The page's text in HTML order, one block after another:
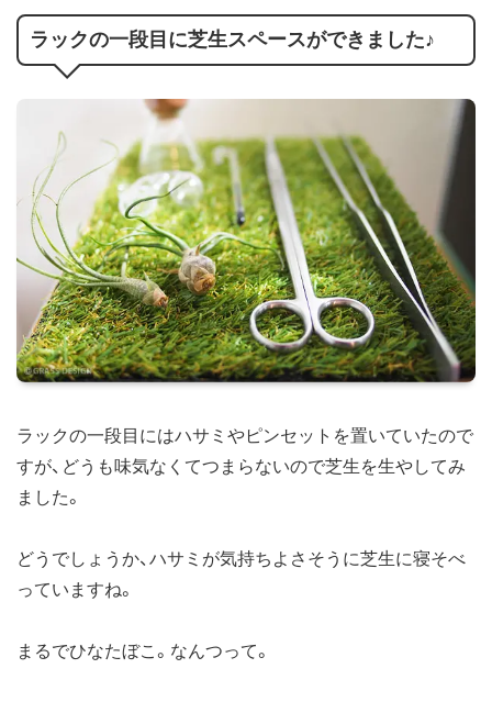
ラックの一段目に芝生スペースができました♪
ラックの一段目にはハサミやピンセットを置いていたので
すが、どうも味気なくてつまらないので芝生を生やしてみ
ました。
どうでしょうか、ハサミが気持ちよさそうに芝生に寝そべ
っていますね。
まるでひなたぼこ。なんつって。